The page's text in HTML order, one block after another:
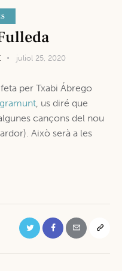
juliol 25, 2020
per Txabi Ábrego
, us diré que
cançons del nou
Això serà a les